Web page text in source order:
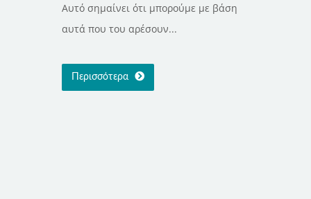
Αυτό σημαίνει ότι μπορούμε με βάση
αυτά που του αρέσουν...
Περισσότερα